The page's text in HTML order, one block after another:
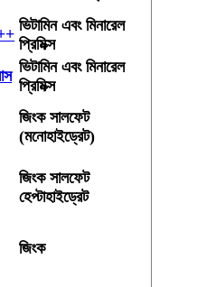
ভিটামিন এবং মিনারেল
প্রিমিক্স
ভিটামিন এবং মিনারেল
প্রিমিক্স
জিংক সালফেট
(মনোহাইড্রেট)
জিংক সালফেট
হেপ্টাহাইড্রেট
জিংক